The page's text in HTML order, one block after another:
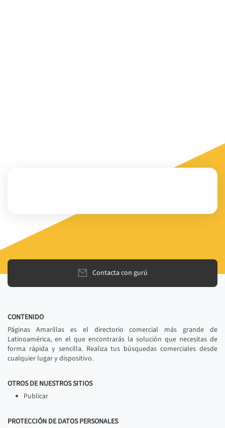
Contacta con gurú
CONTENIDO
Páginas Amarillas es el directorio comercial más grande de
Latinoamérica, en el que encontrarás la solución que necesitas de
forma rápida y sencilla. Realiza tus búsquedas comerciales desde
cualquier lugar y dispositivo.
OTROS DE NUESTROS SITIOS
Publicar
PROTECCIÓN DE DATOS PERSONALES